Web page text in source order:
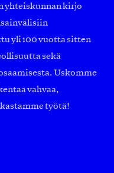
yhteiskunnan kirjo
yli 100 vuotta sitten
sekä
Uskomme
vahvaa,
työtä!